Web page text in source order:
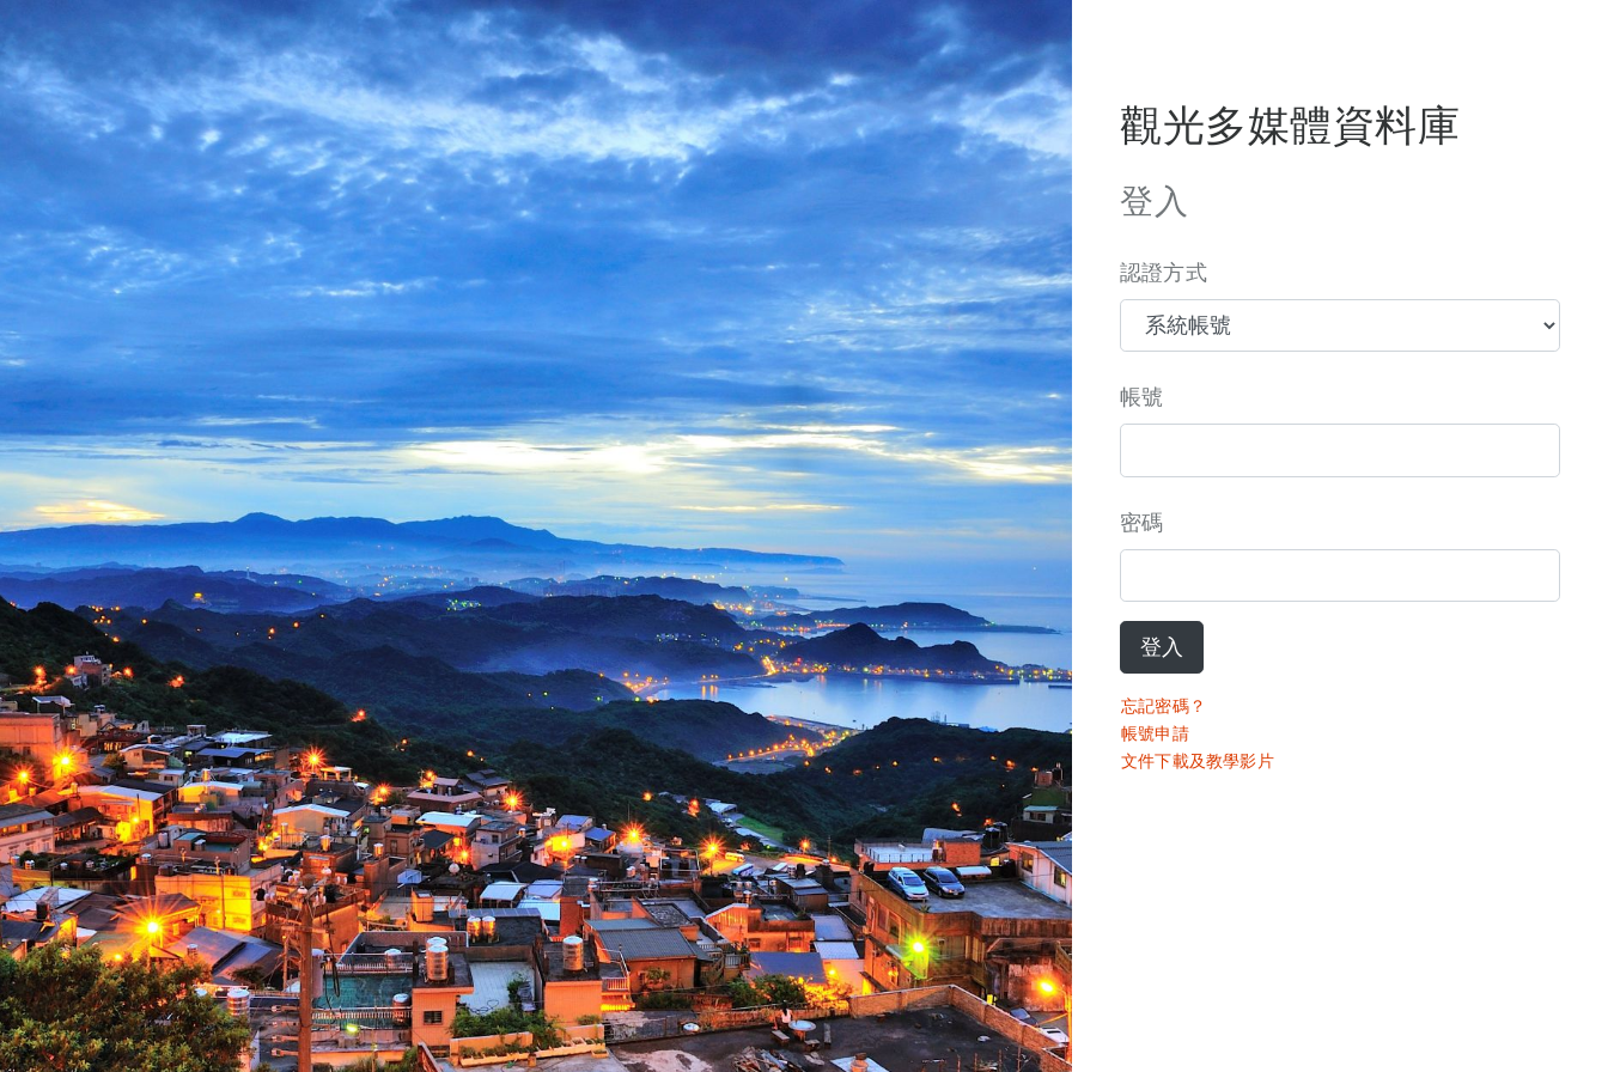
觀光多媒體資料庫
登入
認證方式
帳號
密碼
登入
忘記密碼？
帳號申請
文件下載及教學影片